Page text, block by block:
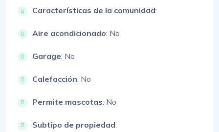
Características de la comunidad:
Aire acondicionado: No
Garage: No
Calefacción: No
Permite mascotas: No
Subtipo de propiedad: